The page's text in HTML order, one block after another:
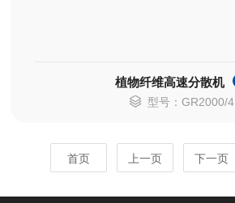
植物纤维高速分散机
型号：GR2000/4
首页 上一页 下一页